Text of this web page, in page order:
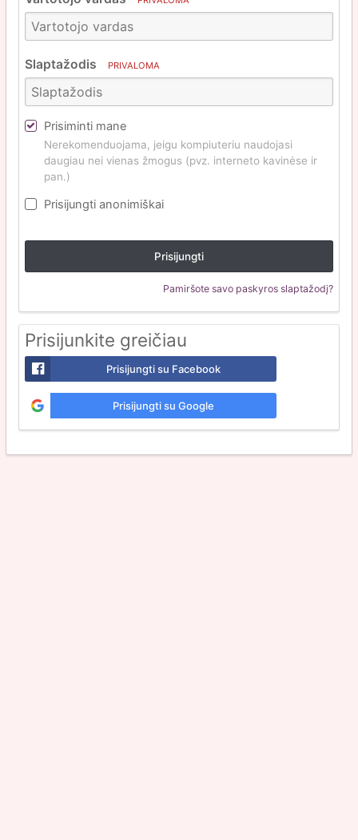
Slaptažodis PRIVALOMA
Prisiminti mane
Nerekomenduojama, jeigu kompiuteriu naudojasi
daugiau nei vienas žmogus (pvz. interneto kavinėse ir
pan.)
Prisijungti anonimiškai
Prisijungti
Pamiršote savo paskyros slaptažodį?
Prisijunkite greičiau
Prisijungti su Facebook
Prisijungti su Google